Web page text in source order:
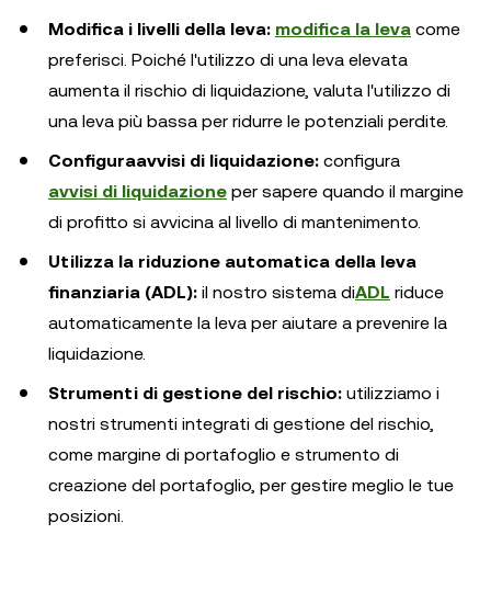
Modifica i livelli della leva: modifica la leva come
preferisci. Poiché l'utilizzo di una leva elevata
aumenta il rischio di liquidazione, valuta l'utilizzo di
una leva più bassa per ridurre le potenziali perdite.
Configuraavvisi di liquidazione: configura
avvisi di liquidazione per sapere quando il margine
di profitto si avvicina al livello di mantenimento.
Utilizza la riduzione automatica della leva
finanziaria (ADL): il nostro sistema diADL riduce
automaticamente la leva per aiutare a prevenire la
liquidazione.
Strumenti di gestione del rischio: utilizziamo i
nostri strumenti integrati di gestione del rischio,
come margine di portafoglio e strumento di
creazione del portafoglio, per gestire meglio le tue
posizioni.